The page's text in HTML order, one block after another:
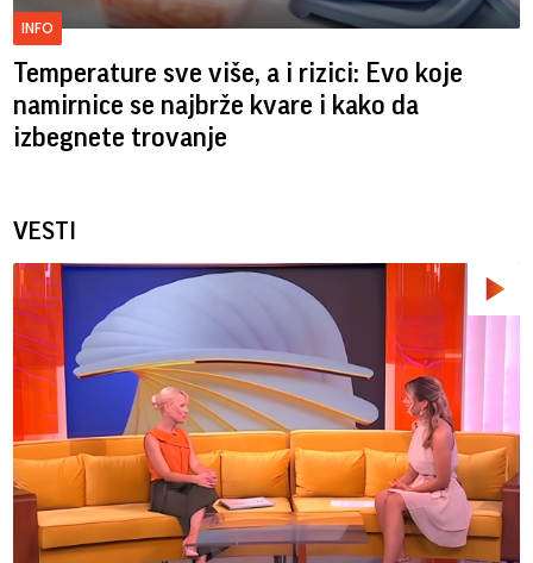
INFO
Temperature sve više, a i rizici: Evo koje
namirnice se najbrže kvare i kako da
izbegnete trovanje
VESTI